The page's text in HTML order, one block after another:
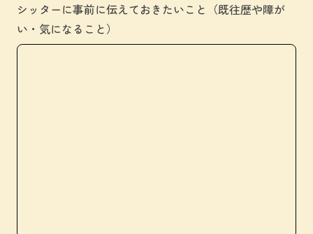
シッターに事前に伝えておきたいこと（既往歴や障が
い・気になること）